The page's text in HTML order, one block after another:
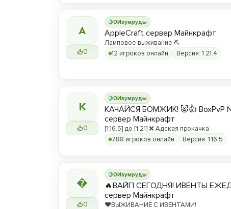
A
0
0Изумруды
AppleCraft сервер Майнкрафт
Ламповое выживание ⛏️
12 игроков онлайн
Версия: 1.21.4
К
0
0Изумруды
КАЧАЙСЯ БОМЖИК! 🐷👍 BoxPvP
сервер Майнкрафт
[1.16.5] до [1.21] ❌ Адская прокачка
788 игроков онлайн
Версия: 1.16.5

0
0Изумруды
🔥ВАЙП СЕГОДНЯ! ИВЕНТЫ
сервер Майнкрафт
❤️ВЫЖИВАНИЕ С ИВЕНТАМИ!